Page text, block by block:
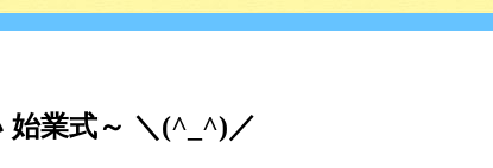
始業式～ ＼(^_^)／